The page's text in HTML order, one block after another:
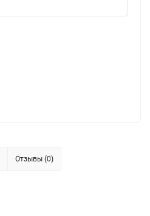
Отзывы (0)